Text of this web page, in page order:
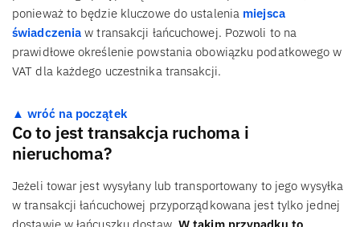
ponieważ to będzie kluczowe do ustalenia miejsca
świadczenia w transakcji łańcuchowej. Pozwoli to na
prawidłowe określenie powstania obowiązku podatkowego w
VAT dla każdego uczestnika transakcji.
▲ wróć na początek
Co to jest transakcja ruchoma i
nieruchoma?
Jeżeli towar jest wysyłany lub transportowany to jego wysyłka
w transakcji łańcuchowej przyporządkowana jest tylko jednej